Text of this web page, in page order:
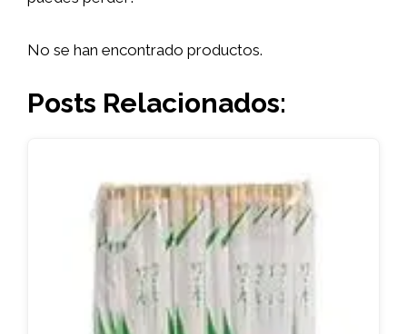
No se han encontrado productos.
Posts Relacionados: